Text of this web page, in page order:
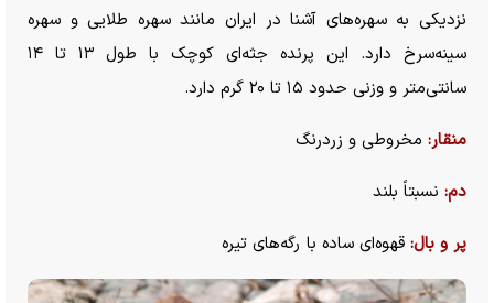
نزدیکی به سهره‌های آشنا در ایران مانند سهره طلایی و سهره
سینه‌سرخ دارد. این پرنده جثه‌ای کوچک با طول ۱۳ تا ۱۴
سانتی‌متر و وزنی حدود ۱۵ تا ۲۰ گرم دارد.
منقار: مخروطی و زردرنگ
دم: نسبتاً بلند
پر و بال: قهوه‌ای ساده با رگه‌های تیره